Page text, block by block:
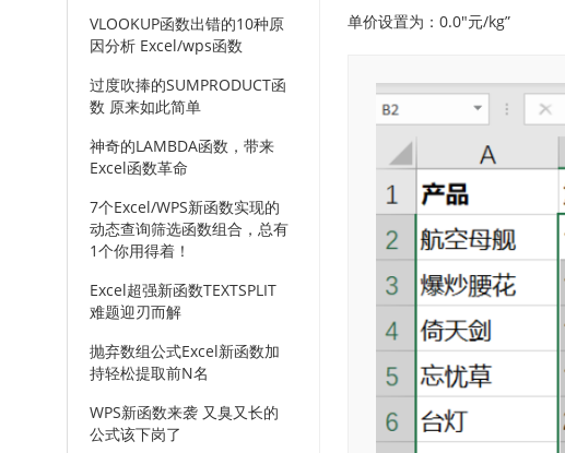
VLOOKUP函数出错的10种原
因分析 Excel/wps函数
过度吹捧的SUMPRODUCT函
数 原来如此简单
神奇的LAMBDA函数，带来
Excel函数革命
7个Excel/WPS新函数实现的
动态查询筛选函数组合，总有
1个你用得着！
Excel超强新函数TEXTSPLIT
难题迎刃而解
抛弃数组公式Excel新函数加
持轻松提取前N名
WPS新函数来袭 又臭又长的
公式该下岗了
单价设置为：0.0″元/kg”